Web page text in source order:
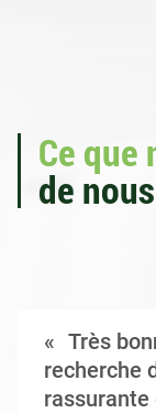
Ce que
de nous
Très
recherche
rassurante